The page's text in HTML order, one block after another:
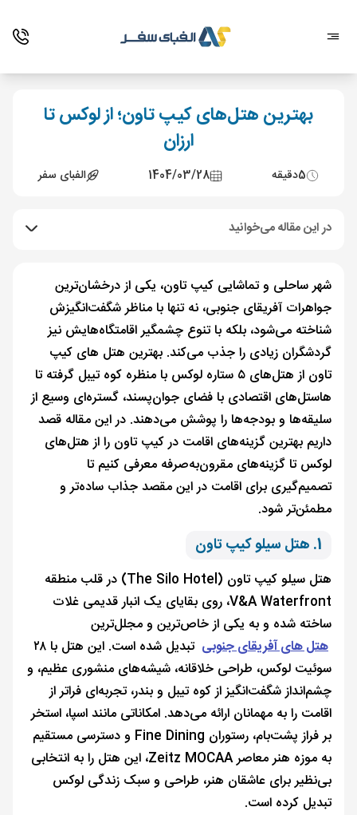
بهترین هتل‌های کیپ تاون؛ از لوکس تا
ارزان
5دقیقه 1404/03/28 الفبای سفر
در این مقاله می‌خوانید
شهر ساحلی و تماشایی کیپ تاون، یکی از درخشان‌ترین
جواهرات آفریقای جنوبی، نه تنها با مناظر شگفت‌انگیزش
شناخته می‌شود، بلکه با تنوع چشمگیر اقامتگاه‌هایش نیز
گردشگران زیادی را جذب می‌کند. بهترین هتل های کیپ
تاون از هتل‌های ۵ ستاره لوکس با منظره کوه تیبل گرفته تا
هاستل‌های اقتصادی با فضای جوان‌پسند، گستره‌ای وسیع از
سلیقه‌ها و بودجه‌ها را پوشش می‌دهند. در این مقاله قصد
داریم بهترین گزینه‌های اقامت در کیپ تاون را از هتل‌های
لوکس تا گزینه‌های مقرون‌به‌صرفه معرفی کنیم تا
تصمیم‌گیری برای اقامت در این مقصد جذاب ساده‌تر و
مطمئن‌تر شود.
1. هتل سیلو کیپ تاون
هتل سیلو کیپ تاون (The Silo Hotel) در قلب منطقه
V&A Waterfront، روی بقایای یک انبار قدیمی غلات
ساخته شده و به یکی از خاص‌ترین و مجلل‌ترین
هتل‌ های آفریقای جنوبی
تبدیل شده است. این هتل با ۲۸
سوئیت لوکس، طراحی خلاقانه، شیشه‌های منشوری عظیم، و
چشم‌انداز شگفت‌انگیز از کوه تیبل و بندر، تجربه‌ای فراتر از
اقامت را به مهمانان ارائه می‌دهد. امکاناتی مانند اسپا، استخر
بر فراز پشت‌بام، رستوران Fine Dining و دسترسی مستقیم
به موزه هنر معاصر Zeitz MOCAA، این هتل را به انتخابی
بی‌نظیر برای عاشقان هنر، طراحی و سبک زندگی لوکس
تبدیل کرده است.